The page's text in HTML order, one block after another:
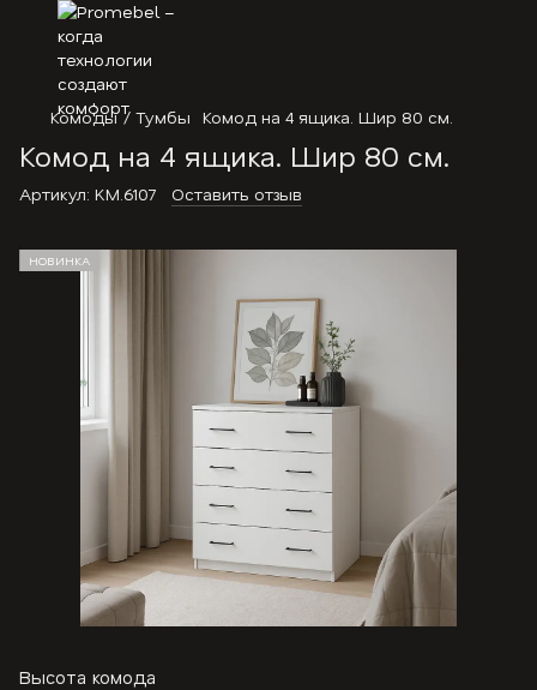
Комоды / Тумбы Комод на 4 ящика. Шир 80 см.
Комод на 4 ящика. Шир 80 см.
Артикул: KM.6107 Оставить отзыв
НОВИНКА
Высота комода